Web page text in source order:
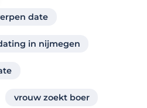
date
in nijmegen
vrouw zoekt boer